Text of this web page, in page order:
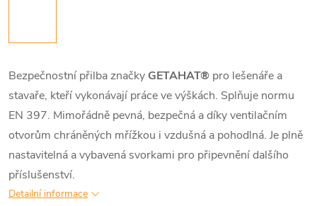
Bezpečnostní přilba značky GETAHAT® pro lešenáře a
stavaře, kteří vykonávají práce ve výškách. Splňuje normu
EN 397. Mimořádně pevná, bezpečná a díky ventilačním
otvorům chráněných mřížkou i vzdušná a pohodlná. Je plně
nastavitelná a vybavená svorkami pro připevnění dalšího
příslušenství.
Detailní informace